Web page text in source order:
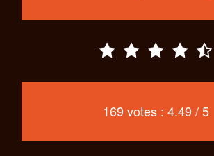
169 votes : 4.49 / 5